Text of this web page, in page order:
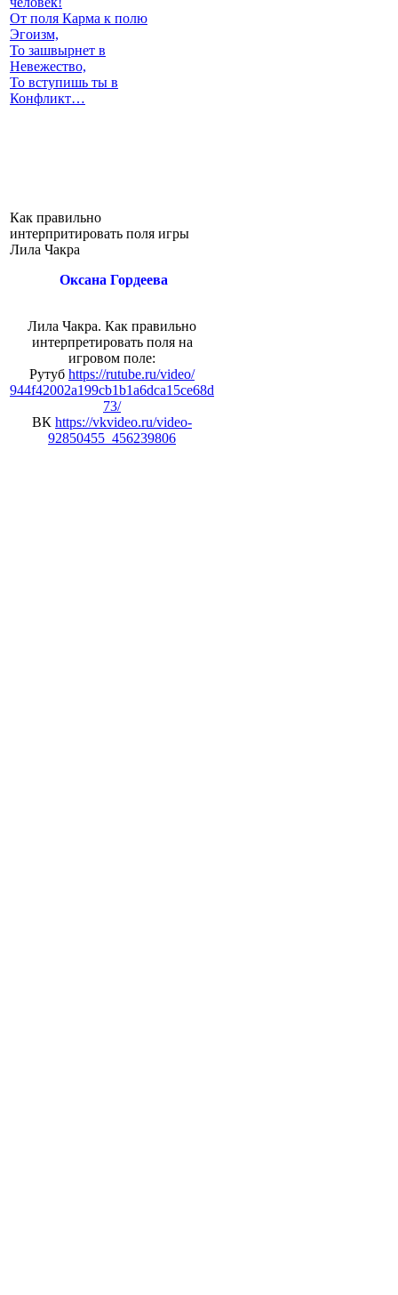
От поля Карма к полю
Эгоизм,
То зашвырнет в
Невежество,
То вступишь ты в
Конфликт…
Как правильно
интерпритировать поля игры
Лила Чакра
Оксана Гордеева
Лила Чакра. Как правильно
интерпретировать поля на
игровом поле:
Рутуб https://rutube.ru/video/
944f42002a199cb1b1a6dca15ce68d
73/
ВК https://vkvideo.ru/video-
92850455_456239806